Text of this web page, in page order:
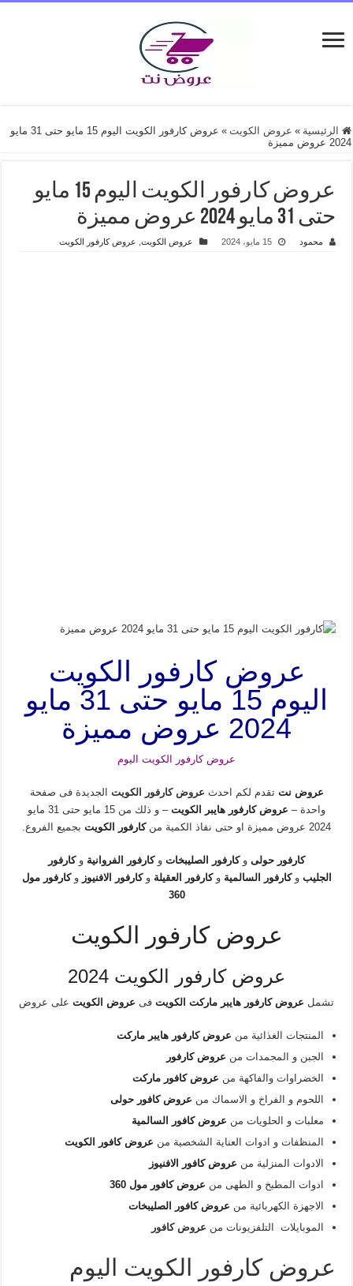
الرئيسية » عروض الكويت »
عروض كارفور الكويت اليوم 15 مايو حتى 31 مايو
2024 عروض مميزة
عروض كارفور الكويت اليوم 15 مايو
حتى 31 مايو 2024 عروض مميزة
محمود 15 مايو، 2024 عروض الكويت, عروض كارفور الكويت
عروض كارفور الكويت
اليوم 15 مايو حتى 31 مايو
2024 عروض مميزة
عروض كارفور الكويت اليوم
عروض نت تقدم لكم احدث عروض كارفور الكويت الجديدة فى صفحة
واحدة – عروض كارفور هايبر الكويت
– و ذلك من 15 مايو حتى 31 مايو
2024 عروض مميزة او حتى نفاذ الكمية من
كارفور الكويت بجميع الفروع.
كارفور حولى و كارفور الصليبخات و كارفور الفروانيةو كارفور
الجليبو كارفور السالميةو كارفور العقيلة و كارفور الافنيوز و كارفور مول
360
عروض كارفور الكويت
عروض كارفور الكويت 2024
تشمل عروض كارفور هايبر ماركت الكويت فى عروض الكويتعلى عروض
المنتجات الغذائية من عروض كارفور هايبر ماركت
الجبن و المجمدات من عروض كارفور
الخضراوات والفاكهة من عروض كافور ماركت
اللحوم و الفراخ و الاسماك من عروض كافور حولى
معلبات و الحلويات من عروض كافور السالمية
المنظفات و ادوات العناية الشخصية من عروض كافور الكويت
الادوات المنزلية من عروض كافور الافنيوز
ادوات المطبخ و الطهى من عروض كافور مول 360
الاجهزة الكهربائية من عروض كافور الصليبخات
الموبايلات التلفزيونات من عروض كافور
عروض كارفور الكويت اليوم